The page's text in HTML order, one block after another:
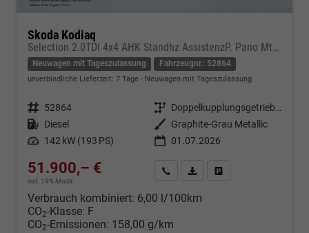
Skoda Kodiaq
Selection 2.0TDI 4x4 AHK Standhz AssistenzP. Pano MtrxLED PerformanceP. Nav
Neuwagen mit Tageszulassung Fahrzeugnr.: 52864
unverbindliche Lieferzeit: 7 Tage Neuwagen mit Tageszulassung
Fahrzeugnr. 52864 Getriebe
Doppelkupplungsgetriebe (DSG)
Kraftstoff Diesel Außenfarbe
Graphite-Grau Metallic
Leistung 142 kW (193 PS) 01.07.2026
51.900,– €
incl. 19% MwSt.
Kontakt & Angebot anfordern
PDF-Datei, Fahrzeugexposé
Verbrauch kombiniert: 6,00 l/100km
CO2-Klasse: F
CO2-Emissionen: 158,00 g/km